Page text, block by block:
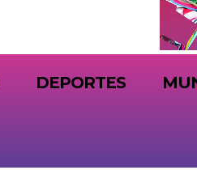
DEPORTES